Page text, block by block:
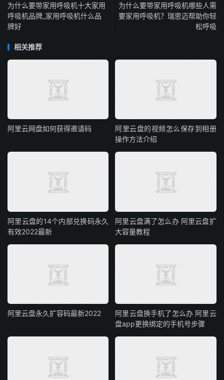
为什么要带家用呼吸机十大家用
呼吸机品牌_家用呼吸机什么品
牌好
为什么要带家用呼吸机哪些人需
要家用呼吸机？瑞思迈帮助你轻
松呼吸
相关推荐
阿里云网盘如何获得邀请码
阿里云盘的视频怎么保存到相册
操作方法介绍
阿里云盘的14个内部兑换码永久
有效2022最新
阿里云盘满了怎么办 阿里云盘扩
大容量教程
阿里云盘永久扩容码最新2022
阿里云盘换手机了怎么办 阿里云
盘app更换绑定的手机号步骤